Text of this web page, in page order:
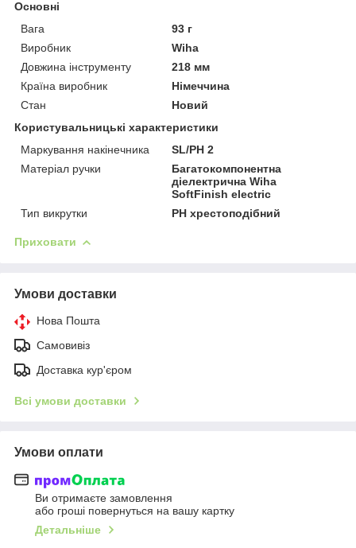
Основні
Вага
93 г
Виробник
Wiha
Довжина інструменту
218 мм
Країна виробник
Німеччина
Стан
Новий
Користувальницькі характеристики
Маркування накінечника
SL/PH 2
Матеріал ручки
Багатокомпонентна
діелектрична Wiha
SoftFinish electric
Тип викрутки
PH хрестоподібний
Приховати
Умови доставки
Нова Пошта
Самовивіз
Доставка кур'єром
Всі умови доставки
Умови оплати
Ви отримаєте замовлення
або гроші повернуться на вашу картку
Детальніше